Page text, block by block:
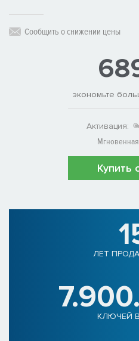
Сообщить о снижении цены
экономьте
Активация:
Купить
ЛЕТ
КЛЮЧЕЙ